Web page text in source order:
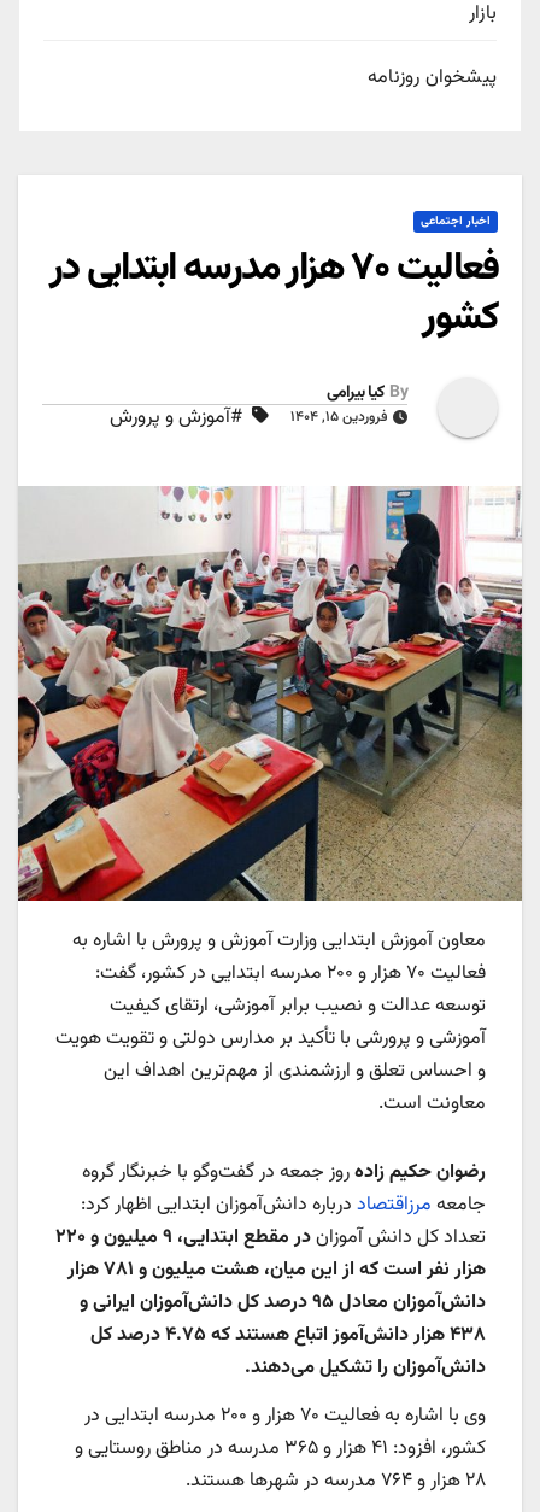
بازار
پیشخوان روزنامه
اخبار اجتماعی
فعالیت ۷۰ هزار مدرسه ابتدایی در
کشور
By کیا بیرامی
فروردین ۱۵, ۱۴۰۴ #آموزش و پرورش
معاون آموزش ابتدایی وزارت آموزش و پرورش با اشاره به
فعالیت ۷۰ هزار و ۲۰۰ مدرسه ابتدایی در کشور، گفت:
توسعه عدالت و نصیب برابر آموزشی، ارتقای کیفیت
آموزشی و پرورشی با تأکید بر مدارس دولتی و تقویت هویت
و احساس تعلق و ارزشمندی از مهم‌ترین اهداف این
معاونت است.
رضوان حکیم زادهروز جمعه در گفت‌وگو با خبرنگار گروه
جامعه مرزاقتصاد درباره دانش‌آموزان ابتدایی اظهار کرد:
تعداد کل دانش آموزان
در مقطع ابتدایی، ۹ میلیون و ۲۲۰
هزار نفر است که از این میان، هشت میلیون و ۷۸۱ هزار
دانش‌آموزان معادل ۹۵ درصد کل دانش‌آموزان ایرانی
و
۴۳۸ هزار دانش‌آموز اتباع هستند که ۴.۷۵ درصد کل
دانش‌آموزان را تشکیل می‌دهند.
وی با اشاره به فعالیت ۷۰ هزار و ۲۰۰ مدرسه ابتدایی در
کشور، افزود: ۴۱ هزار و ۳۶۵ مدرسه در مناطق روستایی و
۲۸ هزار و ۷۶۴ مدرسه در شهرها هستند.